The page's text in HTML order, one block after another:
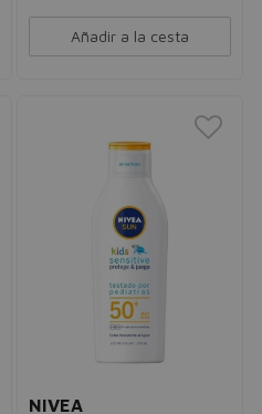
Añadir a la cesta
NIVEA